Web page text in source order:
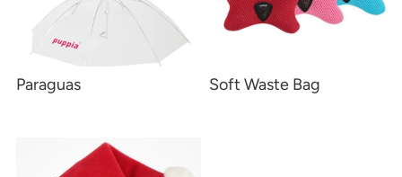
Paraguas Soft Waste Bag